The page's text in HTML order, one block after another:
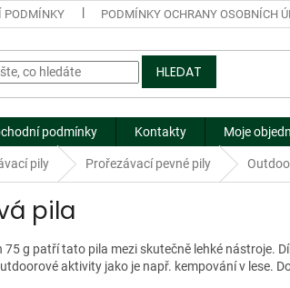
PODMÍNKY PODMÍNKY OCHRANY OSOBNÍCH
HLEDAT
podmínky Kontakty Moje
pily Prořezávací pevné pily
pila
g patří tato pila mezi skutečně lehké nástroje.
aktivity jako je např. kempování v lese.